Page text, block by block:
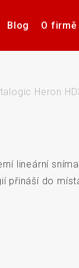
Blog O firmě
Heron
lineární
přináší do